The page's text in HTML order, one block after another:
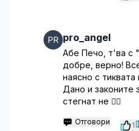
pro_angel
Абе Печо, т'ва с
добре, верно!
наясно с тиквата
Дано и законите
стегнат не 🤷‍♂️
Отговори 1